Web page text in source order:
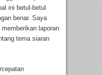
ini betul-betul
benar. Saya
laporan
tema siaran